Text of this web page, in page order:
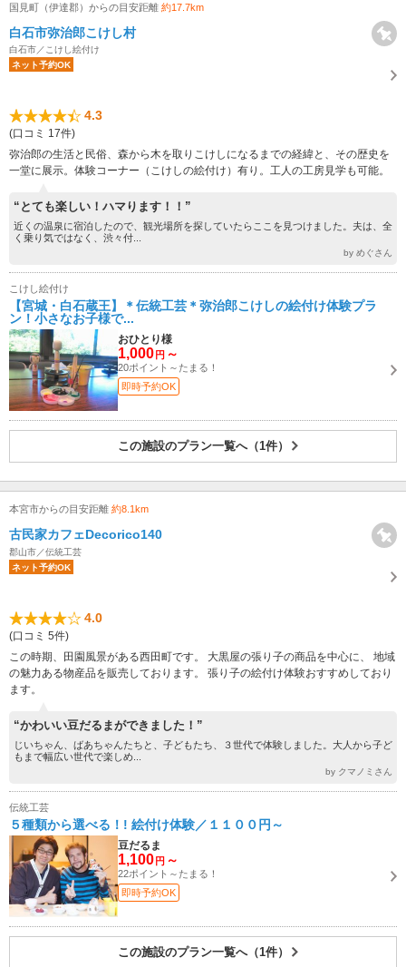
国見町（伊達郡）からの目安距離 約17.7km
白石市弥治郎こけし村
白石市／こけし絵付け
ネット予約OK
4.3
(口コミ 17件)
弥治郎の生活と民俗、森から木を取りこけしになるまでの経緯と、その歴史を
一堂に展示。体験コーナー（こけしの絵付け）有り。工人の工房見学も可能。
“とても楽しい！ハマります！！”
近くの温泉に宿泊したので、観光場所を探していたらここを見つけました。夫は、全
く乗り気ではなく、渋々付...
by めぐさん
こけし絵付け
【宮城・白石蔵王】＊伝統工芸＊弥治郎こけしの絵付け体験プラ
ン！小さなお子様で...
おひとり様
1,000 円 ～
20ポイント～たまる！
即時予約OK
この施設のプラン一覧へ（1件）
本宮市からの目安距離 約8.1km
古民家カフェDecorico140
郡山市／伝統工芸
ネット予約OK
4.0
(口コミ 5件)
この時期、田園風景がある西田町です。 大黒屋の張り子の商品を中心に、 地域
の魅力ある物産品を販売しております。 張り子の絵付け体験おすすめしており
ます。
“かわいい豆だるまができました！”
じいちゃん、ばあちゃんたちと、子どもたち、３世代で体験しました。大人から子ど
もまで幅広い世代で楽しめ...
by クマノミさん
伝統工芸
５種類から選べる！! 絵付け体験／１１００円～
豆だるま
1,100 円 ～
22ポイント～たまる！
即時予約OK
この施設のプラン一覧へ（1件）